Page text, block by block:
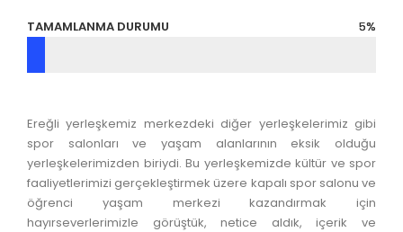
TAMAMLANMA DURUMU %
5%
5
Ereğli yerleşkemiz merkezdeki diğer yerleşkelerimiz gibi
spor salonları ve yaşam alanlarının eksik olduğu
yerleşkelerimizden biriydi. Bu yerleşkemizde kültür ve spor
faaliyetlerimizi gerçekleştirmek üzere kapalı spor salonu ve
öğrenci yaşam merkezi kazandırmak için
hayırseverlerimizle görüştük, netice aldık, içerik ve